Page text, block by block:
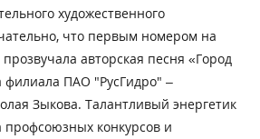
художественного
что первым номером на
авторская песня «Город
филиала ПАО "РусГидро" –
Зыкова. Талантливый энергетик
профсоюзных конкурсов и